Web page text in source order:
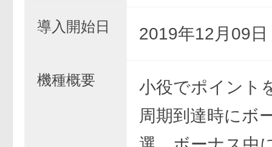
導入開始日 2019年12月09日
機種概要
小役でポイント
周期到達時にボ